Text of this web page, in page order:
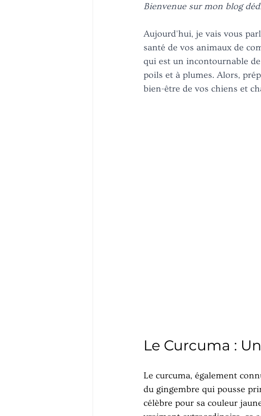
Bienvenue sur mon blog
Aujourd'hui, je vais vous
santé de vos animaux de
qui est un incontournable
poils et à plumes. Alors,
bien-être de vos chiens et
Le Curcuma :
Le curcuma, également
du gingembre qui pousse
célèbre pour sa couleur